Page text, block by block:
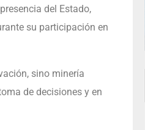
del Estado,
su participación en
sino minería
de decisiones y en